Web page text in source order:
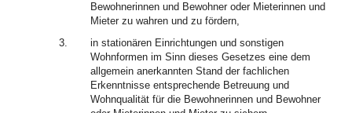
Bewohnerinnen und Bewohner oder Mieterinnen und
Mieter zu wahren und zu fördern,
3.
in stationären Einrichtungen und sonstigen
Wohnformen im Sinn dieses Gesetzes eine dem
allgemein anerkannten Stand der fachlichen
Erkenntnisse entsprechende Betreuung und
Wohnqualität für die Bewohnerinnen und Bewohner